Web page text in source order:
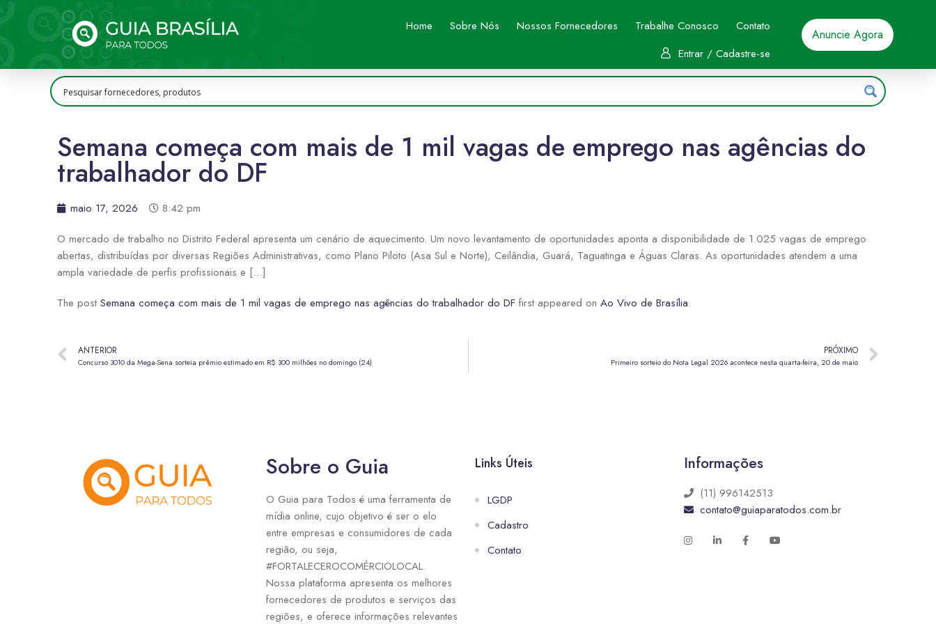
Home Sobre Nós Nossos Fornecedores Trabalhe Conosco
Contato
Entrar / Cadastre-se
Anuncie Agora
Semana começa com mais de 1 mil vagas de emprego nas agências do
trabalhador do DF
maio 17, 2026
8:42 pm
O mercado de trabalho no Distrito Federal apresenta um cenário de aquecimento. Um novo levantamento de oportunidades aponta a disponibilidade de 1.025 vagas de emprego
abertas, distribuídas por diversas Regiões Administrativas, como Plano Piloto (Asa Sul e Norte), Ceilândia, Guará, Taguatinga e Águas Claras. As oportunidades atendem a uma
ampla variedade de perfis profissionais e […]
The post Semana começa com mais de 1 mil vagas de emprego nas agências do trabalhador do DF first appeared on Ao Vivo de Brasília.
ANTERIOR
Concurso 3010 da Mega-Sena sorteia prêmio estimado em R$ 300 milhões no domingo (24)
PRÓXIMO
Primeiro sorteio do Nota Legal 2026 acontece nesta quarta-feira, 20 de maio
Sobre o Guia
O Guia para Todos é uma ferramenta de
mídia online, cujo objetivo é ser o elo
entre empresas e consumidores de cada
região, ou seja,
#FORTALECEROCOMÉRCIOLOCAL.
Nossa plataforma apresenta os melhores
fornecedores de produtos e serviços das
regiões, e oferece informações relevantes
Links Úteis
LGDP
Cadastro
Contato
Informações
(11) 996142513
contato@guiaparatodos.com.br